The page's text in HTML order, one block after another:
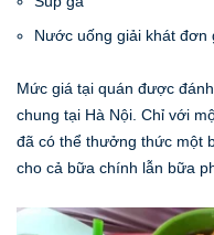
Nước uống giải khát
Mức giá tại quán được
chung tại Hà Nội. Chỉ với
đã có thể thưởng thức một
cho cả bữa chính lẫn bữa